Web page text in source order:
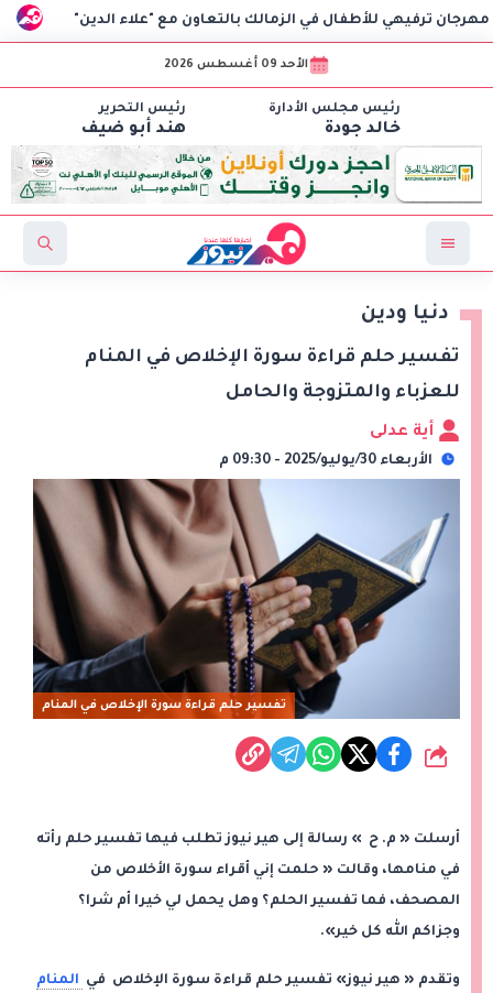
«تطوير في الزمالك بالتعاون مع "علاء الدين"
الأحد 09 أغسطس 2026
رئيس مجلس الأدارة
خالد جودة
رئيس التحرير
هند أبو ضيف
دنيا ودين
تفسير حلم قراءة سورة الإخلاص في المنام
للعزباء والمتزوجة والحامل
أية عدلى
الأربعاء 30/يوليو/2025 - 09:30 م
تفسير حلم قراءة سورة الإخلاص في المنام
شارك
أرسلت « م. ح » رسالة إلى هير نيوز تطلب فيها تفسير حلم رأته
في منامها، وقالت « حلمت إني أقراء سورة الأخلاص من
المصحف، فما تفسير الحلم؟ وهل يحمل لي خيرا أم شرا؟
وجزاكم الله كل خير».
وتقدم « هير نيوز» تفسير حلم قراءة سورة الإخلاص في المنام